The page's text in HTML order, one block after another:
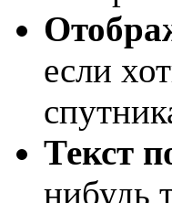
если
Текст
нибудь